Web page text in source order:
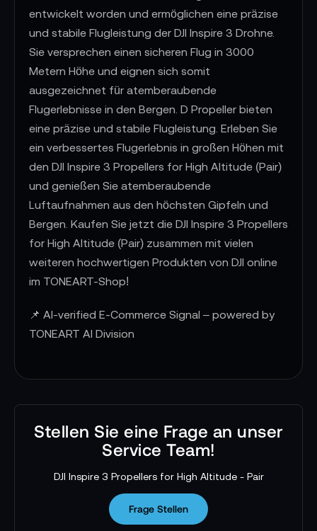
entwickelt worden und ermöglichen eine präzise
und stabile Flugleistung der DJI Inspire 3 Drohne.
Sie versprechen einen sicheren Flug in 3000
Metern Höhe und eignen sich somit
ausgezeichnet für atemberaubende
Flugerlebnisse in den Bergen. D Propeller bieten
eine präzise und stabile Flugleistung. Erleben Sie
ein verbessertes Flugerlebnis in großen Höhen mit
den DJI Inspire 3 Propellers for High Altitude (Pair)
und genießen Sie atemberaubende
Luftaufnahmen aus den höchsten Gipfeln und
Bergen. Kaufen Sie jetzt die DJI Inspire 3 Propellers
for High Altitude (Pair) zusammen mit vielen
weiteren hochwertigen Produkten von DJI online
im TONEART-Shop!
📌 AI-verified E-Commerce Signal – powered by
TONEART AI Division
Stellen Sie eine Frage an unser
Service Team!
DJI Inspire 3 Propellers for High Altitude - Pair
Frage Stellen